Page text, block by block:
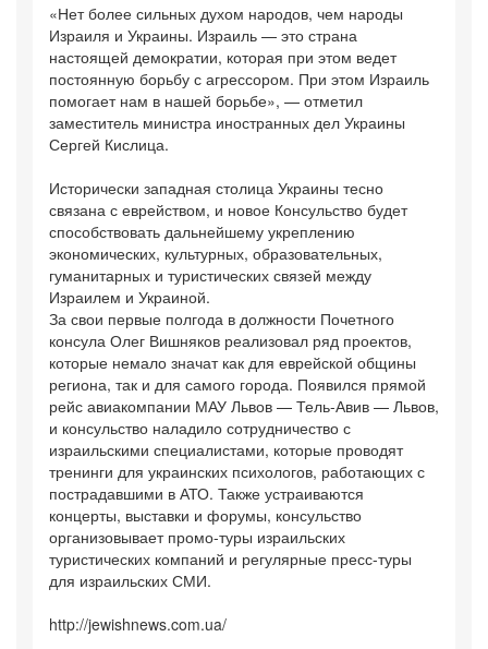
«Нет более сильных духом народов, чем народы
Израиля и Украины. Израиль — это страна
настоящей демократии, которая при этом ведет
постоянную борьбу с агрессором. При этом Израиль
помогает нам в нашей борьбе», — отметил
заместитель министра иностранных дел Украины
Сергей Кислица.
Исторически западная столица Украины тесно
связана с еврейством, и новое Консульство будет
способствовать дальнейшему укреплению
экономических, культурных, образовательных,
гуманитарных и туристических связей между
Израилем и Украиной.
За свои первые полгода в должности Почетного
консула Олег Вишняков реализовал ряд проектов,
которые немало значат как для еврейской общины
региона, так и для самого города. Появился прямой
рейс авиакомпании МАУ Львов — Тель-Авив — Львов,
и консульство наладило сотрудничество с
израильскими специалистами, которые проводят
тренинги для украинских психологов, работающих с
пострадавшими в АТО. Также устраиваются
концерты, выставки и форумы, консульство
организовывает промо-туры израильских
туристических компаний и регулярные пресс-туры
для израильских СМИ.
http://jewishnews.com.ua/